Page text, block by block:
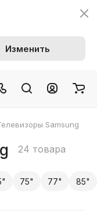
Изменить
Samsung
24 товара
75" 77" 85"